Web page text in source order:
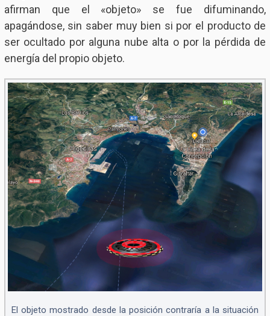
afirman que el «objeto» se fue difuminando,
apagándose, sin saber muy bien si por el producto de
ser ocultado por alguna nube alta o por la pérdida de
energía del propio objeto.
El objeto mostrado desde la posición contraría a la situación